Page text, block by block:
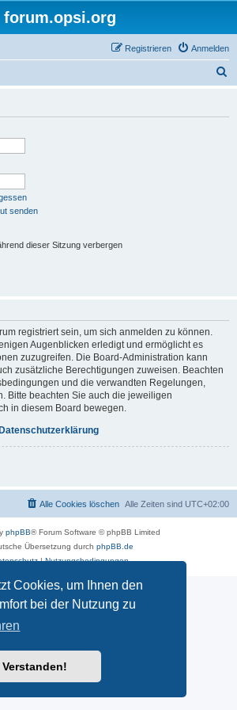
Cookies, um Ihnen den
bei der Nutzung zu
Verstanden!
forum.opsi.org
Anmelden
Registrieren
senden
dieser Sitzung verbergen
registriert sein, um sich anmelden zu können.
Augenblicken erledigt und ermöglicht es
zuzugreifen. Die Board-Administration kann
zusätzliche Berechtigungen zuweisen. Beachten
und die verwandten Regelungen,
Bitte beachten Sie auch die jeweiligen
in diesem Board bewegen.
Alle Zeiten sind UTC+02:00
Alle Cookies löschen
phpBB® Forum Software © phpBB Limited
Übersetzung durch phpBB.de
|Nutzungsbedingungen